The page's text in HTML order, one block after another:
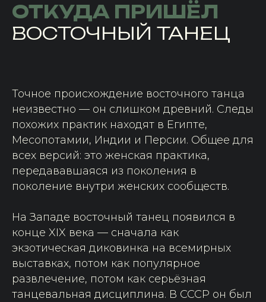
ОТКУДА ПРИШЁЛ
ВОСТОЧНЫЙ ТАНЕЦ
Точное происхождение восточного танца
неизвестно — он слишком древний. Следы
похожих практик находят в Египте,
Месопотамии, Индии и Персии. Общее для
всех версий: это женская практика,
передававшаяся из поколения в
поколение внутри женских сообществ.
На Западе восточный танец появился в
конце XIX века — сначала как
экзотическая диковинка на всемирных
выставках, потом как популярное
развлечение, потом как серьёзная
танцевальная дисциплина. В СССР он был